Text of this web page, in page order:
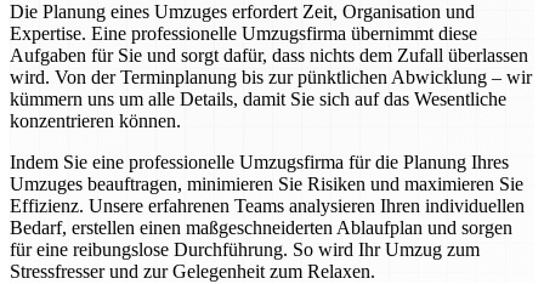
Die Planung eines Umzuges erfordert Zeit, Organisation und
Expertise. Eine professionelle Umzugsfirma übernimmt diese
Aufgaben für Sie und sorgt dafür, dass nichts dem Zufall überlassen
wird. Von der Terminplanung bis zur pünktlichen Abwicklung – wir
kümmern uns um alle Details, damit Sie sich auf das Wesentliche
konzentrieren können.
Indem Sie eine professionelle Umzugsfirma für die Planung Ihres
Umzuges beauftragen, minimieren Sie Risiken und maximieren Sie
Effizienz. Unsere erfahrenen Teams analysieren Ihren individuellen
Bedarf, erstellen einen maßgeschneiderten Ablaufplan und sorgen
für eine reibungslose Durchführung. So wird Ihr Umzug zum
Stressfresser und zur Gelegenheit zum Relaxen.